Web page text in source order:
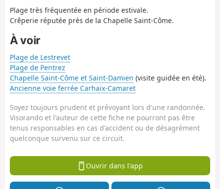
Plage très fréquentée en période estivale.
Crêperie réputée près de la Chapelle Saint-Côme.
À voir
Plage de Lestrevet
Plage de Pentrez
Chapelle Saint-Côme et Saint-Damien (visite guidée en été).
Ancienne voie ferrée Carhaix-Camaret
Soyez toujours prudent et prévoyant lors d'une randonnée.
Visorando et l'auteur de cette fiche ne pourront pas être
tenus responsables en cas d'accident ou de désagrément
quelconque survenu sur ce circuit.
Ouvrir dans l'app